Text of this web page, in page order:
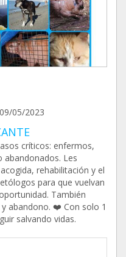
09/05/2023
críticos: enfermos,
Les
rehabilitación y el
para que vuelvan
También
abandono. ❤️ Con solo 1
salvando vidas.